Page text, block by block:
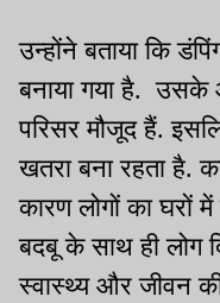
उन्होंने बताया कि
बनाया गया है.
परिसर मौजूद हैं.
खतरा बना रहता है.
कारण लोगों का घरों
बदबू के साथ ही लोग
स्वास्थ्य और जीवन